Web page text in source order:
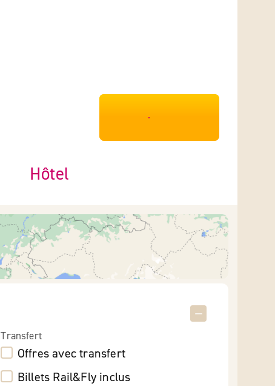
***************
Hôtel
Transfert
Offres avec transfert
Billets Rail&Fly inclus